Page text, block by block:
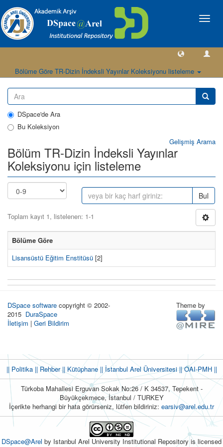
Geçiş
Bölüme Göre TR-Dizin İndeksli Yayınlar Koleksiyonu listeleme
DSpace'de Ara
Bu Koleksiyon
Gelişmiş Arama
Bölüm TR-Dizin İndeksli Yayınlar
Koleksiyonu için listeleme
Bul
Toplam kayıt 1, listelenen: 1-1
Bölüme Göre
Lisansüstü Eğitim Enstitüsü [2]
DSpace software copyright © 2002-
2015 DuraSpace
İletişim | Geri Bildirim
Theme by
|| Politika|| Rehber|| Kütüphane|| İstanbul Arel Üniversitesi ||OAI-PMH ||
Türkoba Mahallesi Erguvan Sokak No:26 / K 34537, Tepekent -
Büyükçekmece, İstanbul / TURKEY
İçerikte herhangi bir hata görürseniz, lütfen bildiriniz: earsiv@arel.edu.tr
DSpace@Arel by Istanbul Arel University Institutional Repository is licensed